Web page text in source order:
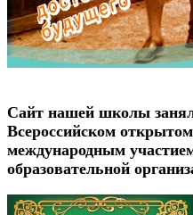
Сайт нашей школы
Всероссийском
международным
образовательной